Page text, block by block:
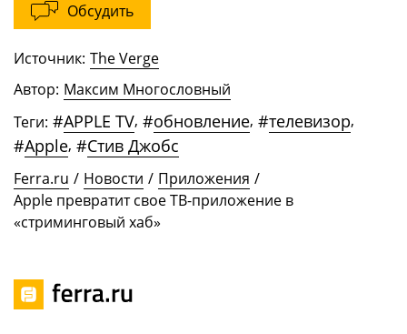
Обсудить
Источник: The Verge
Автор: Максим Многословный
Теги: #APPLE TV, #обновление, #телевизор,
#Apple, #Стив Джобс
Ferra.ru / Новости / Приложения /
Apple превратит свое ТВ-приложение в
«стриминговый хаб»